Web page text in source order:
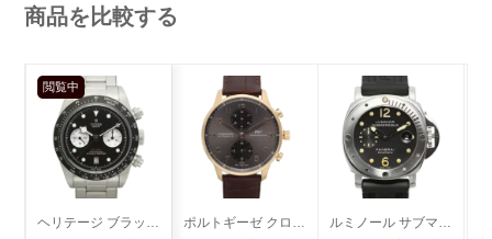
商品を比較する
閲覧中
ヘリテージ ブラックベイ クロノグラフ
ポルトギーゼ クロノグラフ
ルミノール サブマーシブル